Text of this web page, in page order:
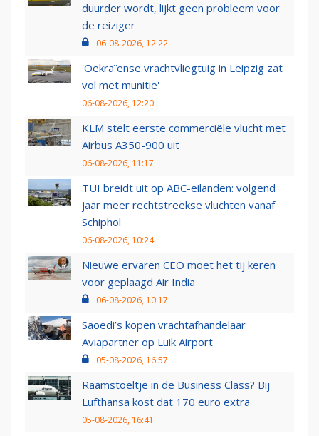
duurder wordt, lijkt geen probleem voor
de reiziger
06-08-2026, 12:22
'Oekraïense vrachtvliegtuig in Leipzig zat
vol met munitie'
06-08-2026, 12:20
KLM stelt eerste commerciële vlucht met
Airbus A350-900 uit
06-08-2026, 11:17
TUI breidt uit op ABC-eilanden: volgend
jaar meer rechtstreekse vluchten vanaf
Schiphol
06-08-2026, 10:24
Nieuwe ervaren CEO moet het tij keren
voor geplaagd Air India
06-08-2026, 10:17
Saoedi’s kopen vrachtafhandelaar
Aviapartner op Luik Airport
05-08-2026, 16:57
Raamstoeltje in de Business Class? Bij
Lufthansa kost dat 170 euro extra
05-08-2026, 16:41